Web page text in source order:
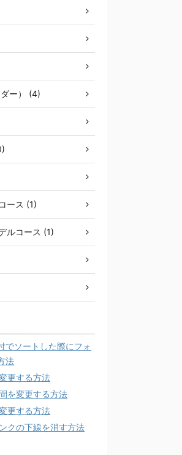
ー） (4)
ース (1)
ルコース (1)
でソートした際にフォ
法
更する方法
を変更する方法
更する方法
クの下線を消す方法